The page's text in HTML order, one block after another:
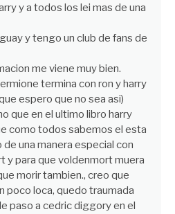
y a todos los lei mas de una
y tengo un club de fans de
me viene muy bien.
termina con ron y harry
espero que no sea asi)
que en el ultimo libro harry
como todos sabemos el esta
una manera especial con
y para que voldenmort muera
morir tambien., creo que
poco loca, quedo traumada
paso a cedric diggory en el